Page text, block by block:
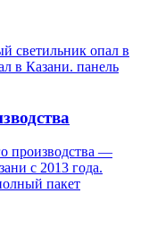
светильник опал в
в Казани. панель
производства —
с 2013 года.
пакет